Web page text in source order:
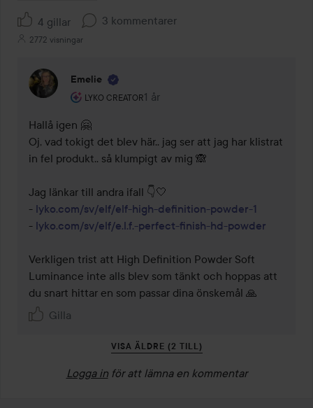
4 gillar 3 kommentarer
2772 visningar
Emelie
LYKO CREATOR
Användarens roll: Lyko Creator.
1 år
Kommentaren lades 1 år
Hallå igen 🤗
Oj, vad tokigt det blev här.. jag ser att jag har klistrat
in fel produkt.. så klumpigt av mig 🙈
Jag länkar till andra ifall 👇🤍
- lyko.com/sv/elf/elf-high-definition-powder-1
- lyko.com/sv/elf/e.l.f.-perfect-finish-hd-powder
Verkligen trist att High Definition Powder Soft
Luminance inte alls blev som tänkt och hoppas att
du snart hittar en som passar dina önskemål 🙏
Gilla
VISA ÄLDRE (2 TILL)
Logga in för att lämna en kommentar